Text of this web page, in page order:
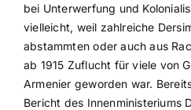
bei Unterwerfung und
vielleicht, weil zahlreiche
abstammten oder auch aus
ab 1915 Zuflucht für viele von
Armenier geworden war.
Bericht des Innenministeriums